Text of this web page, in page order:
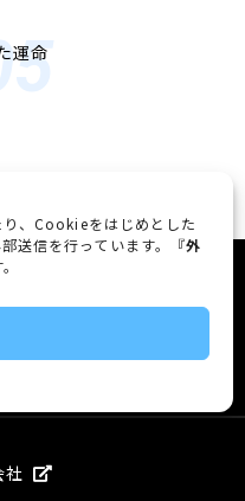
り、Cookieをはじめとした
送信を行っています。『外
運命
社